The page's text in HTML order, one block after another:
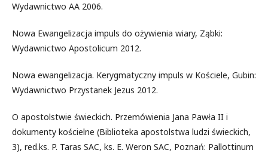
Wydawnictwo AA 2006.
Nowa Ewangelizacja impuls do ożywienia wiary, Ząbki:
Wydawnictwo Apostolicum 2012.
Nowa ewangelizacja. Kerygmatyczny impuls w Kościele, Gubin:
Wydawnictwo Przystanek Jezus 2012.
O apostolstwie świeckich. Przemówienia Jana Pawła II i
dokumenty kościelne (Biblioteka apostolstwa ludzi świeckich,
3), red.ks. P. Taras SAC, ks. E. Weron SAC, Poznań: Pallottinum